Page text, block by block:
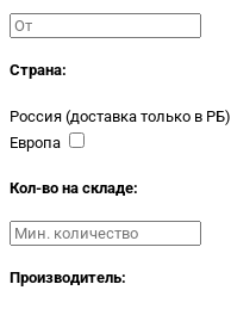
Страна:
Россия (доставка только в РБ)
Европа
Кол-во на складе:
Производитель: